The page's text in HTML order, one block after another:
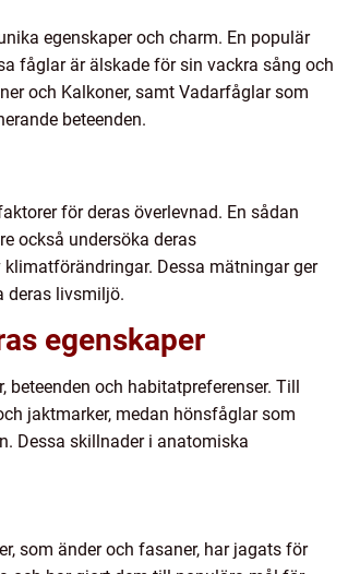
egenskaper och charm. En populär
fåglar är älskade för sin vackra sång och
och Kalkoner, samt Vadarfåglar som
beteenden.
för deras överlevnad. En sådan
också undersöka deras
Dessa mätningar ger
deras livsmiljö.
egenskaper
och habitatpreferenser. Till
jaktmarker, medan hönsfåglar som
Dessa skillnader i anatomiska
som änder och fasaner, har jagats för